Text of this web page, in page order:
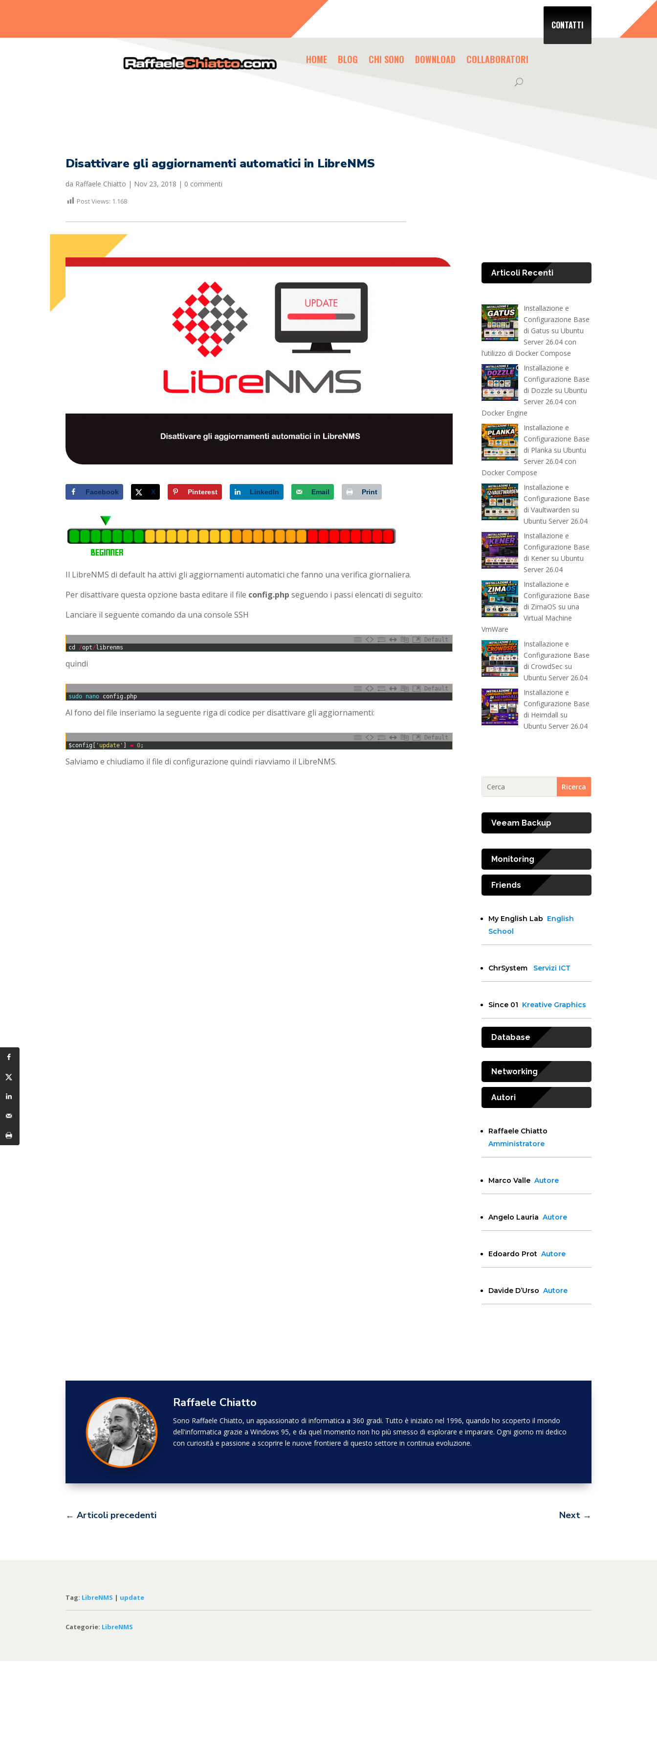
HOME BLOG CHI SONO DOWNLOAD COLLABORATORI
CONTATTI
Disattivare gli aggiornamenti automatici in LibreNMS
da Raffaele Chiatto | Nov 23, 2018 | 0 commenti
Post Views: 1.168
Facebook X Pinterest LinkedIn Email Print
Il LibreNMS di default ha attivi gli aggiornamenti automatici che fanno una verifica giornaliera.
Per disattivare questa opzione basta editare il file config.phpseguendo i passi elencati di seguito:
Lanciare il seguente comando da una console SSH
Default
cd /opt/ librenms
quindi
Default
sudo nano config . php
Al fono del file inseriamo la seguente riga di codice per disattivare gli aggiornamenti:
Default
$config 'update' = 0;
Salviamo e chiudiamo il file di configurazione quindi riavviamo il LibreNMS.
Articoli Recenti
Installazione e
Configurazione Base
di Gatus su Ubuntu
Server 26.04 con
l’utilizzo di Docker Compose
Installazione e
Configurazione Base
di Dozzle su Ubuntu
Server 26.04 con
Docker Engine
Installazione e
Configurazione Base
di Planka su Ubuntu
Server 26.04 con
Docker Compose
Installazione e
Configurazione Base
di Vaultwarden su
Ubuntu Server 26.04
Installazione e
Configurazione Base
di Kener su Ubuntu
Server 26.04
Installazione e
Configurazione Base
di ZimaOS su una
Virtual Machine
VmWare
Installazione e
Configurazione Base
di CrowdSec su
Ubuntu Server 26.04
Installazione e
Configurazione Base
di Heimdall su
Ubuntu Server 26.04
Veeam Backup
Monitoring
Friends
My English Lab English
School
ChrSystem Servizi ICT
Since 01 Kreative Graphics
Database
Networking
Autori
Raffaele Chiatto
Amministratore
Marco ValleAutore
Angelo LauriaAutore
Edoardo ProtAutore
Davide D’UrsoAutore
Raffaele Chiatto
Sono Raffaele Chiatto, un appassionato di informatica a 360 gradi. Tutto è iniziato nel 1996, quando ho scoperto il mondo
dell'informatica grazie a Windows 95, e da quel momento non ho più smesso di esplorare e imparare. Ogni giorno mi dedico
con curiosità e passione a scoprire le nuove frontiere di questo settore in continua evoluzione.
←Articoli precedenti Next→
Tag: LibreNMS | update
Categorie: LibreNMS